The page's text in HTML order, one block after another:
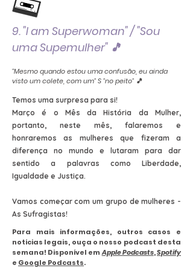
9. "I am Superwoman" / "Sou
uma Supemulher" 🎵
"Mesmo quando estou uma confusão, eu ainda
visto um colete, com um" S "no peito" 🎵
Temos uma surpresa para si!
Março é o Mês da História da Mulher,
portanto, neste mês, falaremos e
honraremos as mulheres que fizeram a
diferença no mundo e lutaram para dar
sentido a palavras como Liberdade,
Igualdade e Justiça.
Vamos começar com um grupo de mulheres -
As Sufragistas!
Para mais informações, outros casos e
notícias legais, ouça o nosso podcast desta
semana! Disponível emApple Podcasts,Spotify
e Google Podcasts.